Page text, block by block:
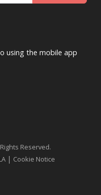
using the mobile app
Reserved.
| Cookie Notice